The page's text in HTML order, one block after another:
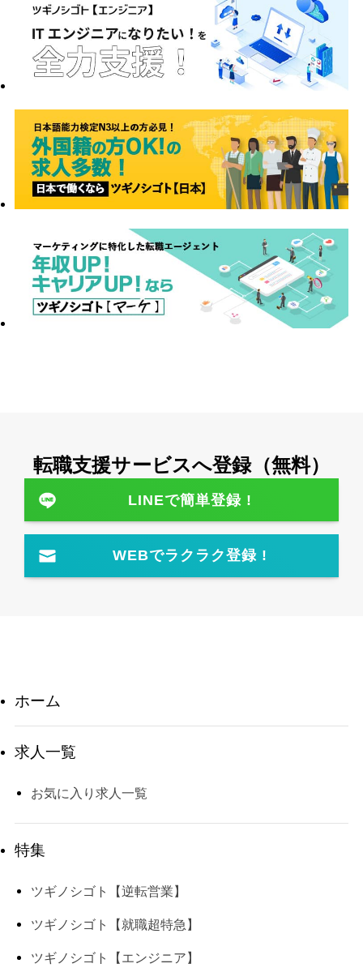
転職⽀援サービスへ登録（無料）
LINEで簡単登録 !
WEBでラクラク登録 !
ホーム
求人一覧
お気に入り求人一覧
特集
ツギノシゴト【逆転営業】
ツギノシゴト【就職超特急】
ツギノシゴト【エンジニア】